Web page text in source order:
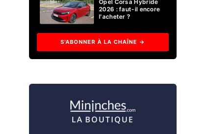
Opel Corsa Hybride
2026 : faut-il encore
l'acheter ?
S'ABONNER À LA CHAÎNE →